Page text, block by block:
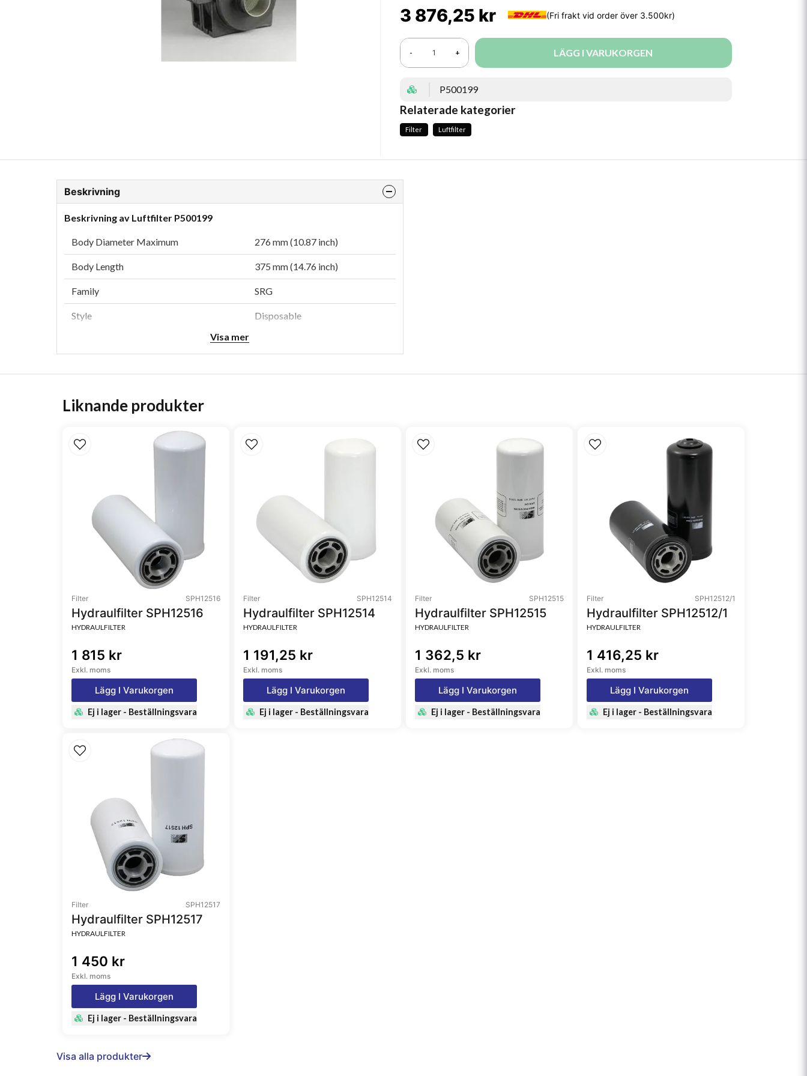
3 876,25 kr
- + LÄGG I VARUKORGEN
P500199
Relaterade kategorier
Filter Luftfilter
Beskrivning
Beskrivning av Luftfilter P500199
Body Diameter Maximum 276 mm (10.87 inch)
Body Length 375 mm (14.76 inch)
Family SRG
Style Disposable
Visa mer
Liknande produkter
Filter SPH12516
Hydraulfilter SPH12516
HYDRAULFILTER
1 815 kr
Exkl. moms
Lägg I Varukorgen
Ej i lager - Beställningsvara
Filter SPH12514
Hydraulfilter SPH12514
HYDRAULFILTER
1 191,25 kr
Exkl. moms
Lägg I Varukorgen
Ej i lager - Beställningsvara
Filter SPH12515
Hydraulfilter SPH12515
HYDRAULFILTER
1 362,5 kr
Exkl. moms
Lägg I Varukorgen
Ej i lager - Beställningsvara
Filter SPH12512/1
Hydraulfilter SPH12512/1
HYDRAULFILTER
1 416,25 kr
Exkl. moms
Lägg I Varukorgen
Ej i lager - Beställningsvara
Filter SPH12517
Hydraulfilter SPH12517
HYDRAULFILTER
1 450 kr
Exkl. moms
Lägg I Varukorgen
Ej i lager - Beställningsvara
Visa alla produkter